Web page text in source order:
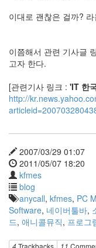
이대로 괜찮은 걸까?
이쯤해서 관련 기사글
고자 한다.
[관련기사 링크 : 'IT 한
http://
2007/03/29 01:07
2011/05/07 18:20
kfmes
blog
anycall, kfmes, PC
Software, 네이버툴바,
드, 애니콜뮤직, 프로그
3
Posts
기
차
충
요
금
제
알
뜰...
by
kfmes
테